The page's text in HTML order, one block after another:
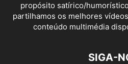
propósito satírico/
partilhamos os melhores
conteúdo multimédia
SIGA-